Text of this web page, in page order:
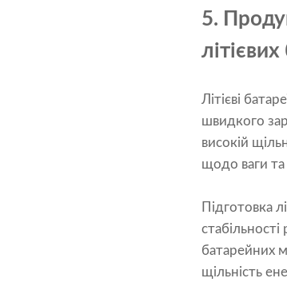
5.
Літієві
швидкого
високій
щодо ваги та
Підготовка
батарейних
щільність